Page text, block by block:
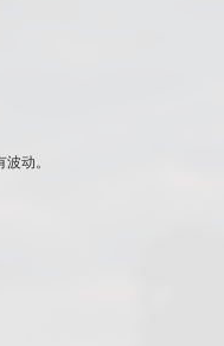
动。